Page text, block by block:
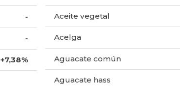
-
-
+7,38%
Aceite vegetal
Acelga
Aguacate común
Aguacate hass